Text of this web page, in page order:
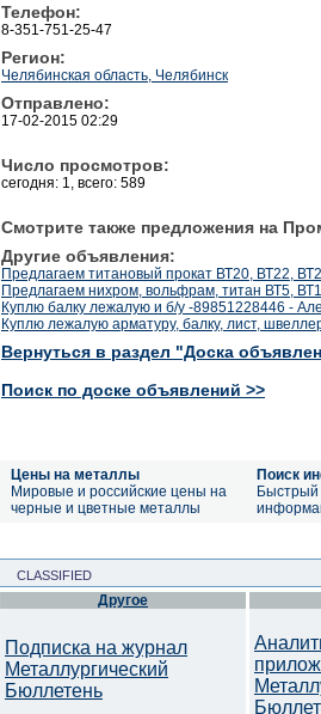
Телефон:
8-351-751-25-47
Регион:
Челябинская область, Челябинск
Отправлено:
17-02-2015 02:29
Число просмотров:
сегодня: 1, всего: 589
Смотрите также предложения на
Другие объявления:
Предлагаем титановый прокат ВТ20, ВТ22,
Предлагаем нихром, вольфрам, титан ВТ5,
Куплю балку лежалую и б/у -89851228446 -
Куплю лежалую арматуру, балку, лист,
Вернуться в раздел "Доска
Поиск по доске объявлений >>
Цены на металлы
Мировые и российские цены на
черные и цветные металлы
Поиск
Быстрый
CLASSIFIED
Другое
Подписка на журнал
Металлургический
Бюллетень